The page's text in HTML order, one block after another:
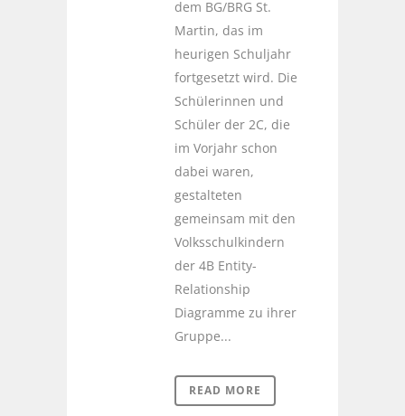
dem BG/BRG St.
Martin, das im
heurigen Schuljahr
fortgesetzt wird. Die
Schülerinnen und
Schüler der 2C, die
im Vorjahr schon
dabei waren,
gestalteten
gemeinsam mit den
Volksschulkindern
der 4B Entity-
Relationship
Diagramme zu ihrer
Gruppe...
READ MORE